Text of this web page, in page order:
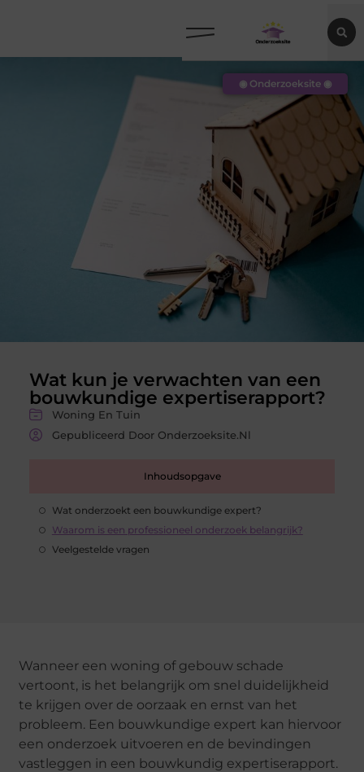
Wat kun je verwachten van een
bouwkundige expertiserapport?
Woning En Tuin
Gepubliceerd Door Onderzoeksite.nl
Inhoudsopgave
Wat onderzoekt een bouwkundige expert?
Waarom is een professioneel onderzoek belangrijk?
Veelgestelde vragen
◉ Onderzoeksite ◉
Wanneer een woning of gebouw schade
vertoont, is het belangrijk om snel duidelijkheid
te krijgen over de oorzaak en ernst van het
probleem. Een bouwkundige expert kan hiervoor
een onderzoek uitvoeren en de bevindingen
vastleggen in een bouwkundig expertiserapport.